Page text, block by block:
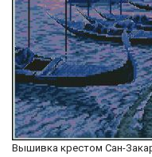
Вышивка крестом Сан-